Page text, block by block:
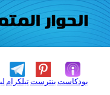
تيلكرامبنترست بودكاست